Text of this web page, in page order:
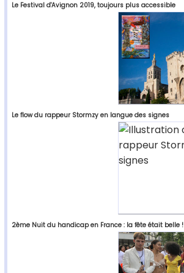
Le Festival d'Avignon 2019, toujours plus accessible
Le flow du rappeur Stormzy en langue des signes
2ème Nuit du handicap en France : la fête était belle !